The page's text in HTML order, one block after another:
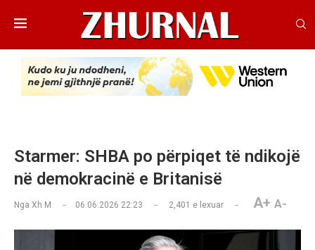
Starmer: SHBA po përpiqet të ndikojë
në demokracinë e Britanisë
Nga Xh M 06.06.2026 22:23 2,401 e lexuar A+ A-